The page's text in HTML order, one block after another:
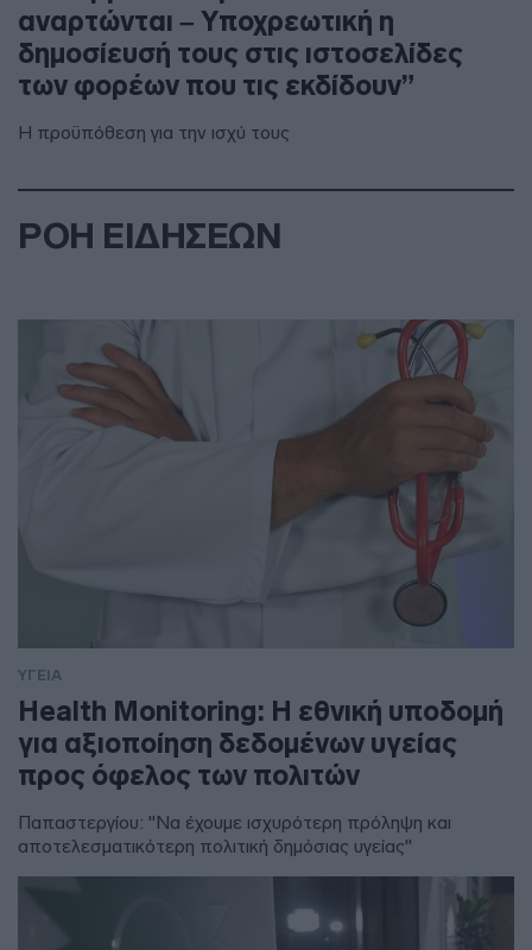
αναρτώνται – Υποχρεωτική η
δημοσίευσή τους στις ιστοσελίδες
των φορέων που τις εκδίδουν”
Η προϋπόθεση για την ισχύ τους
ΡΟΗ ΕΙΔΗΣΕΩΝ
ΥΓΕΙΑ
Health Monitoring: Η εθνική υποδομή
για αξιοποίηση δεδομένων υγείας
προς όφελος των πολιτών
Παπαστεργίου: "Να έχουμε ισχυρότερη πρόληψη και
αποτελεσματικότερη πολιτική δημόσιας υγείας"